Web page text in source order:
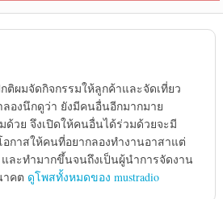
ติผมจัดกิจกรรมให้ลูกค้าและจัดเที่ยว
องนึกดูว่า ยังมีคนอื่นอีกมากมาย
ด้วย จึงเปิดให้คนอื่นได้ร่วมด้วยจะมี
กาสให้คนที่อยากลองทำงานอาสาแต่
ละทำมากขึ้นจนถึงเป็นผู้นำการจัดงาน
าคต ดูโพสทั้งหมดของ mustradio